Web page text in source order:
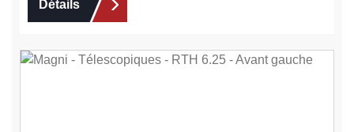
Détails